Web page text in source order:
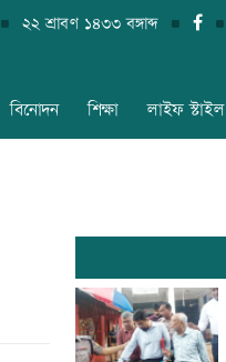
২২ শ্রাবণ ১৪৩৩ বঙ্গাব্দ
বিনোদন শিক্ষা লাইফ স্টাইল